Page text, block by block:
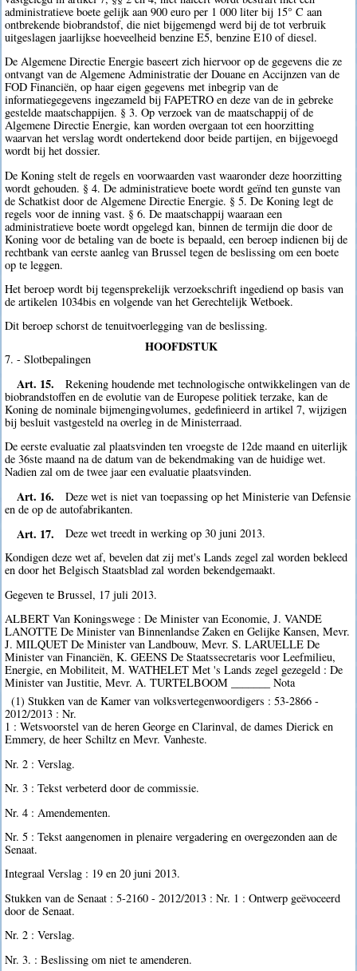
administratieve boete gelijk aan 900 euro per 1 000 liter bij 15° C aan
ontbrekende biobrandstof, die niet bijgemengd werd bij de tot verbruik
uitgeslagen jaarlijkse hoeveelheid benzine E5, benzine E10 of diesel.
De Algemene Directie Energie baseert zich hiervoor op de gegevens die ze
ontvangt van de Algemene Administratie der Douane en Accijnzen van de
FOD Financiën, op haar eigen gegevens met inbegrip van de
informatiegegevens ingezameld bij FAPETRO en deze van de in gebreke
gestelde maatschappijen. § 3. Op verzoek van de maatschappij of de
Algemene Directie Energie, kan worden overgaan tot een hoorzitting
waarvan het verslag wordt ondertekend door beide partijen, en bijgevoegd
wordt bij het dossier.
De Koning stelt de regels en voorwaarden vast waaronder deze hoorzitting
wordt gehouden. § 4. De administratieve boete wordt geïnd ten gunste van
de Schatkist door de Algemene Directie Energie. § 5. De Koning legt de
regels voor de inning vast. § 6. De maatschappij waaraan een
administratieve boete wordt opgelegd kan, binnen de termijn die door de
Koning voor de betaling van de boete is bepaald, een beroep indienen bij de
rechtbank van eerste aanleg van Brussel tegen de beslissing om een boete
op te leggen.
Het beroep wordt bij tegensprekelijk verzoekschrift ingediend op basis van
de artikelen 1034bis en volgende van het Gerechtelijk Wetboek.
Dit beroep schorst de tenuitvoerlegging van de beslissing.
HOOFDSTUK
7. - Slotbepalingen
Art. 15.
Rekening houdende met technologische ontwikkelingen van de
biobrandstoffen en de evolutie van de Europese politiek terzake, kan de
Koning de nominale bijmengingvolumes, gedefinieerd in artikel 7, wijzigen
bij besluit vastgesteld na overleg in de Ministerraad.
De eerste evaluatie zal plaatsvinden ten vroegste de 12de maand en uiterlijk
de 36ste maand na de datum van de bekendmaking van de huidige wet.
Nadien zal om de twee jaar een evaluatie plaatsvinden.
Art. 16.
Deze wet is niet van toepassing op het Ministerie van Defensie
en de op de autofabrikanten.
Art. 17.
Deze wet treedt in werking op 30 juni 2013.
Kondigen deze wet af, bevelen dat zij met's Lands zegel zal worden bekleed
en door het Belgisch Staatsblad zal worden bekendgemaakt.
Gegeven te Brussel, 17 juli 2013.
ALBERT Van Koningswege : De Minister van Economie, J. VANDE
LANOTTE De Minister van Binnenlandse Zaken en Gelijke Kansen, Mevr.
J. MILQUET De Minister van Landbouw, Mevr. S. LARUELLE De
Minister van Financiën, K. GEENS De Staatssecretaris voor Leefmilieu,
Energie, en Mobiliteit, M. WATHELET Met 's Lands zegel gezegeld : De
Minister van Justitie, Mevr. A. TURTELBOOM _______ Nota
(1) Stukken van de Kamer van volksvertegenwoordigers : 53-2866 -
2012/2013 : Nr.
1 : Wetsvoorstel van de heren George en Clarinval, de dames Dierick en
Emmery, de heer Schiltz en Mevr. Vanheste.
Nr. 2 : Verslag.
Nr. 3 : Tekst verbeterd door de commissie.
Nr. 4 : Amendementen.
Nr. 5 : Tekst aangenomen in plenaire vergadering en overgezonden aan de
Senaat.
Integraal Verslag : 19 en 20 juni 2013.
Stukken van de Senaat : 5-2160 - 2012/2013 : Nr. 1 : Ontwerp geëvoceerd
door de Senaat.
Nr. 2 : Verslag.
Nr. 3. : Beslissing om niet te amenderen.